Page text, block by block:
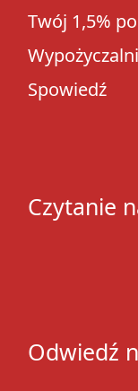
Twój 1,5%
Spowiedź
Czytanie
Odwiedź